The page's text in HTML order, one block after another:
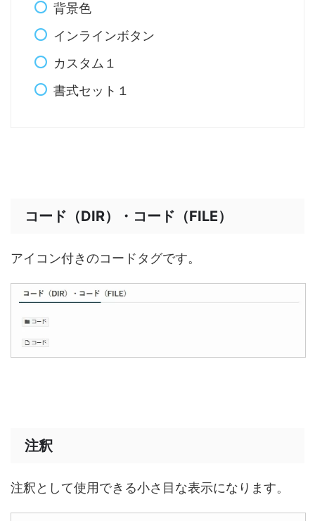
背景色
インラインボタン
カスタム１
書式セット１
コード（DIR）・コード（FILE）
アイコン付きのコードタグです。
注釈
注釈として使用できる小さ目な表示になります。